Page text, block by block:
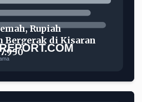
Rupiah
Bergerak di Kisaran
Groundbreaking LNG Abadi